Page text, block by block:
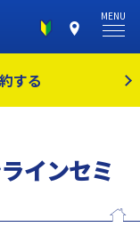
する
MENU
インセミ